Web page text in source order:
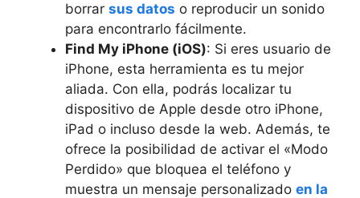
borrar sus datos o‌ reproducir un sonido
para ⁣encontrarlo fácilmente.
Find My ⁤iPhone (iOS): Si eres⁤ usuario de
iPhone, esta herramienta⁤ es tu mejor
aliada. Con ella,​ podrás localizar tu
dispositivo de Apple desde otro ⁤iPhone,
iPad o incluso desde la web. Además, te
ofrece la ⁢posibilidad de activar el «Modo
Perdido» que bloquea ⁢el teléfono y
muestra un mensaje personalizado en la